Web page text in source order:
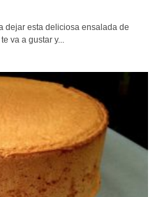
dejar esta deliciosa ensalada de
va a gustar y...